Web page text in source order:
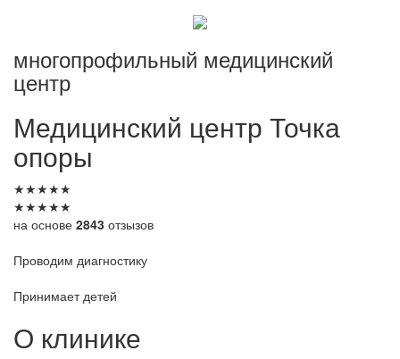
многопрофильный медицинский
центр
Медицинский центр Точка
опоры
★★★★★
★★★★★
на основе 2843 отзызов
Проводим диагностику
Принимает детей
О клинике